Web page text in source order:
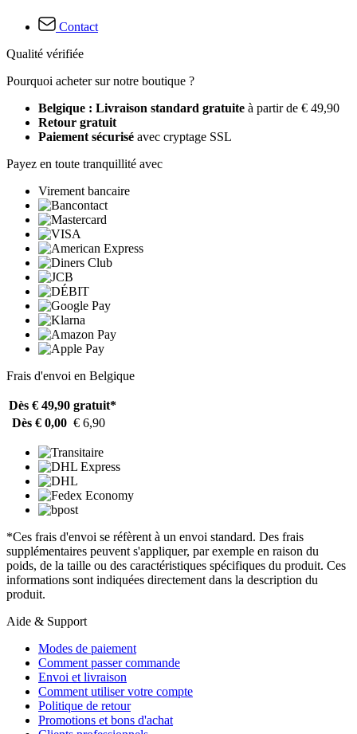
Contact
Qualité vérifiée
Pourquoi acheter sur notre boutique ?
Belgique : Livraison standard gratuite à partir de € 49,90
Retour gratuit
Paiement sécurisé avec cryptage SSL
Payez en toute tranquillité avec
Virement bancaire
Frais d'envoi en Belgique
Dès € 49,90 gratuit*
Dès € 0,00 € 6,90
*Ces frais d'envoi se réfèrent à un envoi standard. Des frais
supplémentaires peuvent s'appliquer, par exemple en raison du
poids, de la taille ou des caractéristiques spécifiques du produit. Ces
informations sont indiquées directement dans la description du
produit.
Aide & Support
Modes de paiement
Comment passer commande
Envoi et livraison
Comment utiliser votre compte
Politique de retour
Promotions et bons d'achat